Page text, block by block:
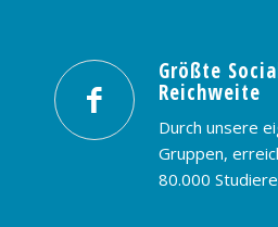
PREISE & BUCHUNG
Größte
Reichweite
Durch unsere
Gruppen,
80.000